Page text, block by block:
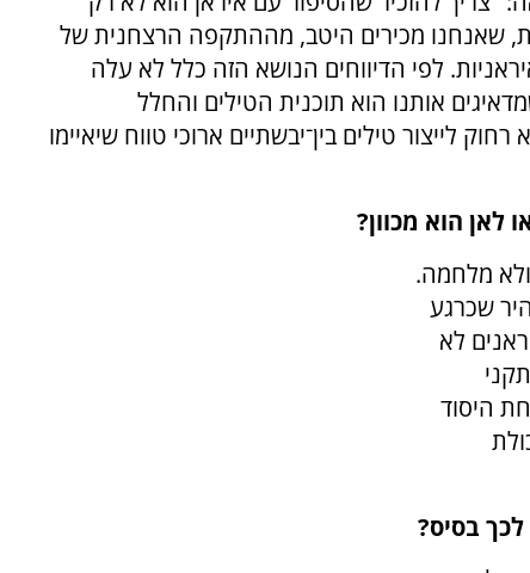
שאנחנו מכירים היטב, מההתקפה הרצחנית של
לפי הדיווחים הנושא הזה כלל לא עלה
אותנו הוא תוכנית הטילים והחלל
לייצור טילים בין־יבשתיים ארוכי טווח שיאיימו
לאן הוא מכוון?
מלחמה.
שכרגע
לא
היסוד
בסיס?